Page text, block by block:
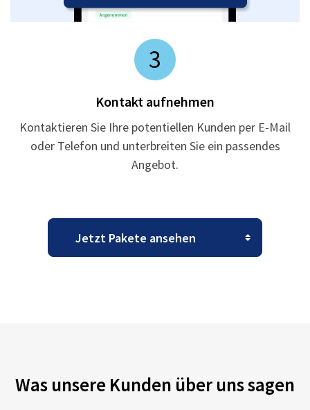
3
Kontakt aufnehmen
Kontaktieren Sie Ihre potentiellen Kunden per E-Mail
oder Telefon und unterbreiten Sie ein passendes
Angebot.
Was unsere Kunden über uns sagen